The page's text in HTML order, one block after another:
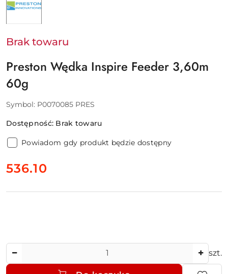
PRESTON
Brak towaru
Preston Wędka Inspire Feeder 3,60m
60g
Symbol: P0070085 PRES
Dostępność: Brak towaru
Powiadom gdy produkt będzie dostępny
cena:
536.10
szt.